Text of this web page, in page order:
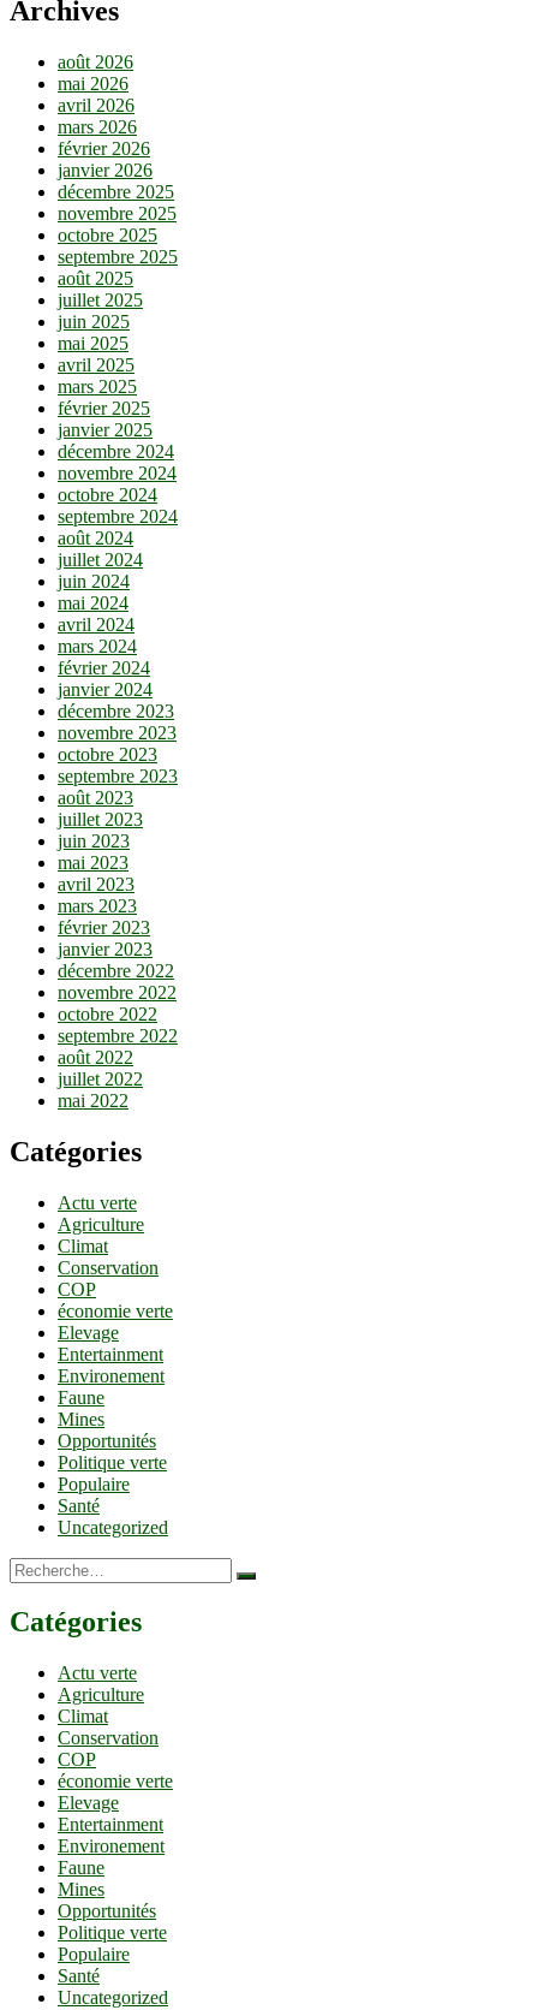
Archives
août 2026
mai 2026
avril 2026
mars 2026
février 2026
janvier 2026
décembre 2025
novembre 2025
octobre 2025
septembre 2025
août 2025
juillet 2025
juin 2025
mai 2025
avril 2025
mars 2025
février 2025
janvier 2025
décembre 2024
novembre 2024
octobre 2024
septembre 2024
août 2024
juillet 2024
juin 2024
mai 2024
avril 2024
mars 2024
février 2024
janvier 2024
décembre 2023
novembre 2023
octobre 2023
septembre 2023
août 2023
juillet 2023
juin 2023
mai 2023
avril 2023
mars 2023
février 2023
janvier 2023
décembre 2022
novembre 2022
octobre 2022
septembre 2022
août 2022
juillet 2022
mai 2022
Catégories
Actu verte
Agriculture
Climat
Conservation
COP
économie verte
Elevage
Entertainment
Environement
Faune
Mines
Opportunités
Politique verte
Populaire
Santé
Uncategorized
Recherche…
Catégories
Actu verte
Agriculture
Climat
Conservation
COP
économie verte
Elevage
Entertainment
Environement
Faune
Mines
Opportunités
Politique verte
Populaire
Santé
Uncategorized